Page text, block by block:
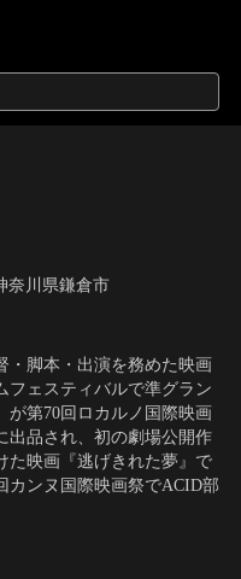
奈川県鎌倉市
・脚本・出演を務めた映画
フェスティバルで準グラン
が第70回ロカルノ国際映画
出品され、初の劇場公開作
た映画『逃げきれた夢』で
カンヌ国際映画祭でACID部